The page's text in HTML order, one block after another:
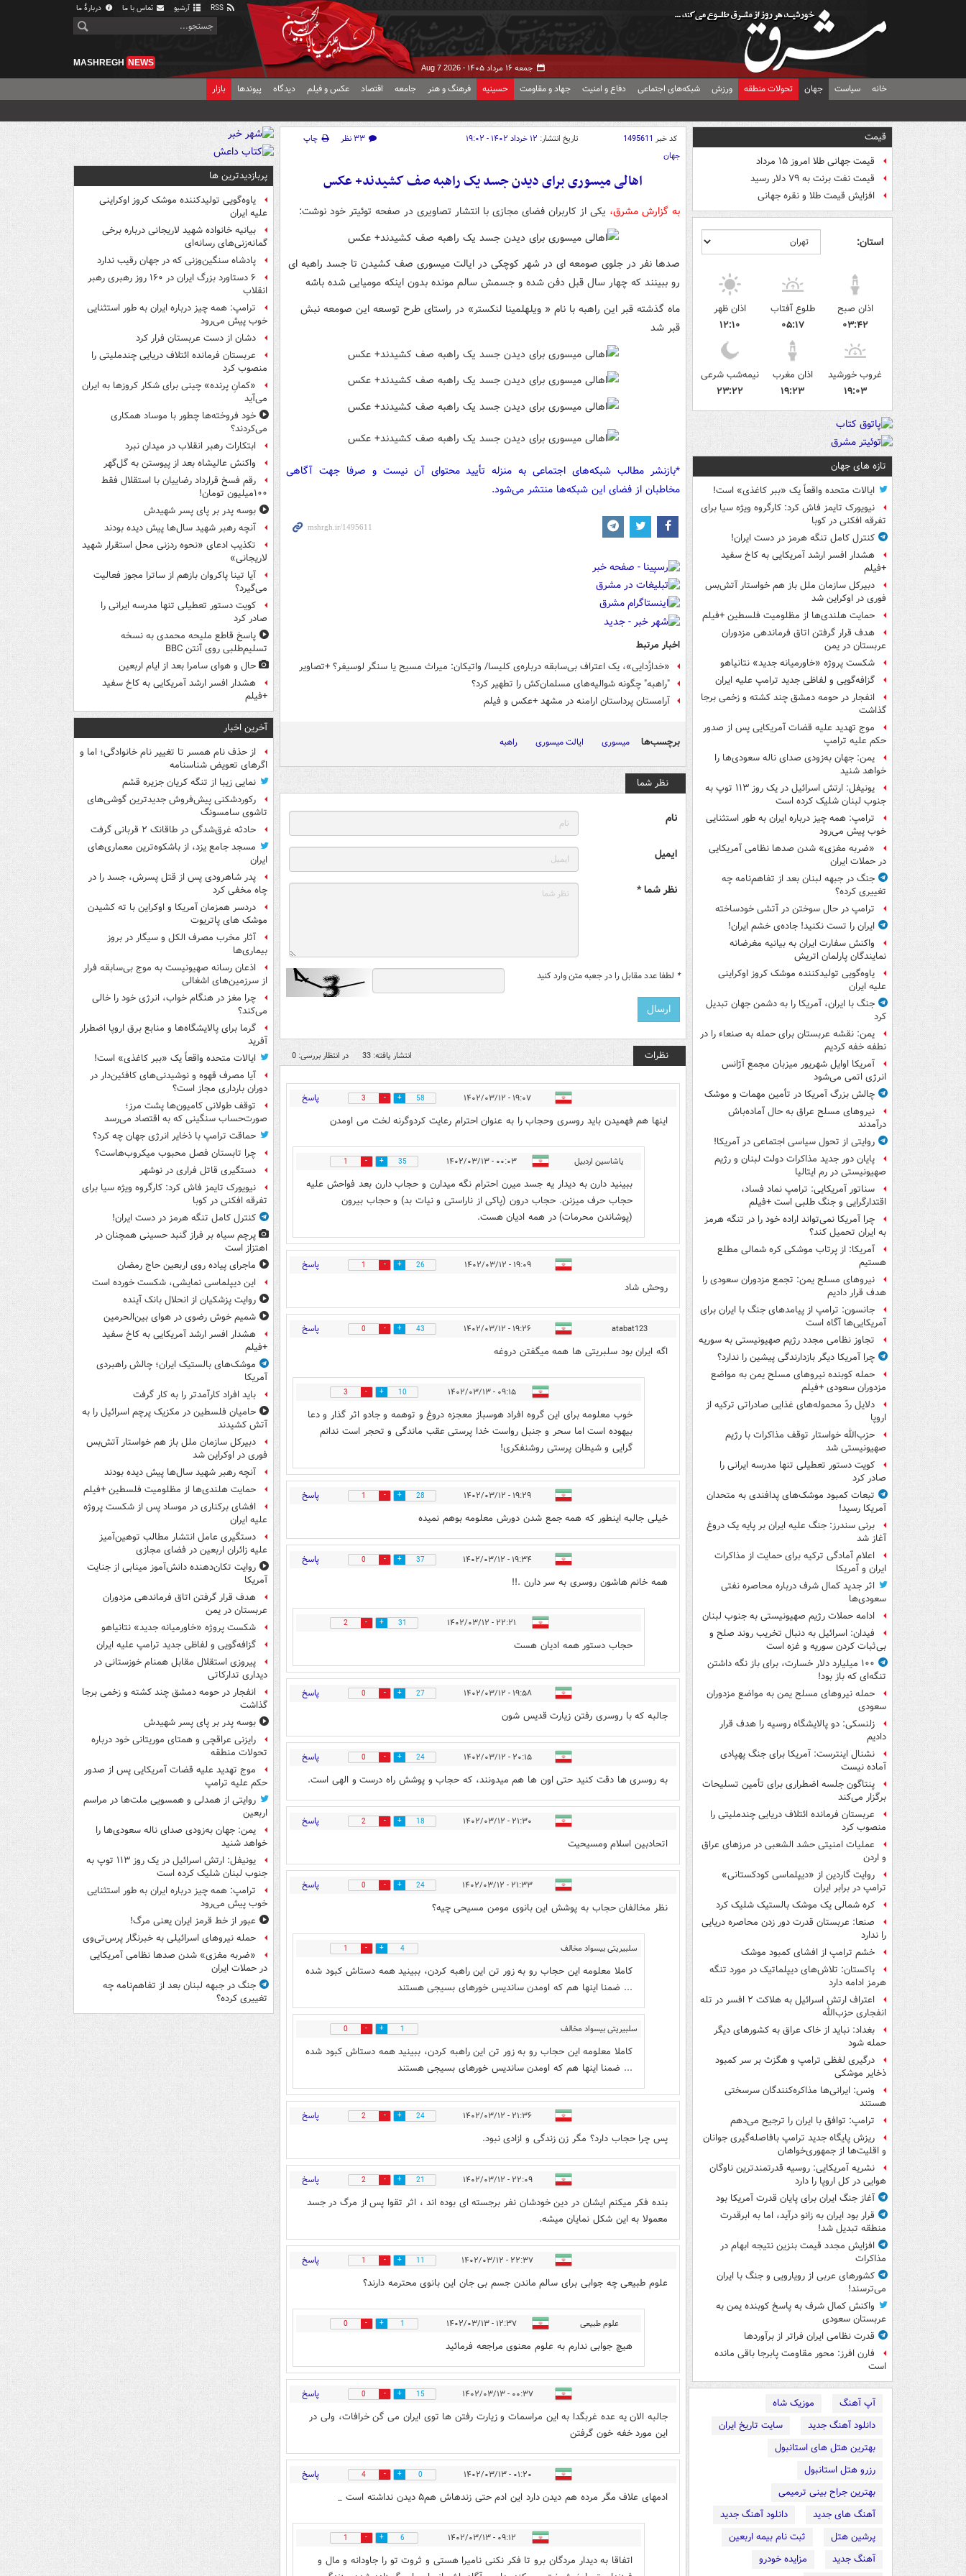
آرشیو تماس با ما دربارهٔ ما
جمعه ۱۶ مرداد ۱۴۰۵ - Aug 7 2026
MASHREGH NEWS
خانه سیاست جهان تحولات منطقه ورزش شبکه‌های اجتماعی دفاع و امنیت جهاد و مقاومت حسینیه فرهنگ و هنر جامعه اقتصاد عکس و فیلم دیدگاه پیوندها بازار
قیمت
قیمت جهانی طلا امروز ۱۵ مرداد
قیمت نفت برنت به ۷۹ دلار رسید
افزایش قیمت طلا و نقره جهانی
استان:
اذان صبح
۰۳:۴۲
طلوع آفتاب
۰۵:۱۷
اذان ظهر
۱۲:۱۰
غروب خورشید
۱۹:۰۳
اذان مغرب
۱۹:۲۳
نیمه‌شب شرعی
۲۳:۲۲
تازه های جهان
ایالات متحده واقعاً یک «ببر کاغذی» است!
نیویورک تایمز فاش کرد: کارگروه ویژه سیا برای
تفرقه افکنی در کوبا
کنترل کامل تنگه هرمز در دست ایران!
هشدار افسر ارشد آمریکایی به کاخ سفید
+فیلم
دبیرکل سازمان ملل باز هم خواستار آتش‌بس
فوری در اوکراین شد
حمایت هلندی‌ها از مظلومیت فلسطین +فیلم
هدف قرار گرفتن اتاق‌ فرماندهی مزدوران
عربستان در یمن
شکست پروژه «خاورمیانه جدید» نتانیاهو
گزافه‌گویی و لفاظی جدید ترامپ علیه ایران
انفجار در حومه دمشق چند کشته و زخمی برجا
گذاشت
موج تهدید علیه قضات آمریکایی پس از صدور
حکم علیه ترامپ
یمن: جهان به‌زودی صدای ناله سعودی‌ها را
خواهد شنید
یونیفل: ارتش اسرائیل در یک روز ۱۱۳ توپ به
جنوب لبنان شلیک کرده است
ترامپ: همه چیز درباره ایران به طور استثنایی
خوب پیش می‌رود
«ضربه مغزی» شدن صدها نظامی آمریکایی
در حملات ایران
جنگ در جبهه لبنان بعد از تفاهم‌نامه چه
تغییری کرده؟
ترامپ در حال سوختن در آتشی خودساخته
ایران را تست نکنید! جاده‌ی خشم ایران!
واکنش سفارت ایران به بیانیه مغرضانه
نمایندگان پارلمان اتریش
یاوه‌گویی تولیدکننده موشک کروز اوکراینی
علیه ایران
جنگ با ایران، آمریکا را به دشمن جهان تبدیل
کرد
یمن: نقشه عربستان برای حمله به صنعاء را در
نطفه خفه کردیم
آمریکا اوایل شهریور میزبان مجمع آژانس
انرژی اتمی می‌شود
چالش بزرگ آمریکا در تأمین مهمات و موشک
نیروهای مسلح عراق به حال آماده‌باش
درآمدند
روایتی از تحول سیاسی اجتماعی در آمریکا!
پایان دور جدید مذاکرات دولت لبنان و رژیم
صهیونیستی در رم ایتالیا
سناتور آمریکایی: ترامپ نماد فساد،
اقتدارگرایی و جنگ طلبی است +فیلم
چرا آمریکا نمی‌تواند اراده خود را در تنگه هرمز
به ایران تحمیل کند؟
آمریکا: از پرتاب موشکی کره شمالی مطلع
هستیم
نیروهای مسلح یمن: تجمع مزدوران سعودی را
هدف قرار دادیم
جانسون: ترامپ از پیامدهای جنگ با ایران برای
آمریکایی‌ها آگاه است
تجاوز نظامی مجدد رژیم صهیونیستی به سوریه
چرا آمریکا دیگر بازدارندگی پیشین را ندارد؟
حمله کوبنده نیروهای مسلح یمن به مواضع
مزدوران سعودی +فیلم
دلایل ردّ محموله‌های غذایی صادراتی ترکیه از
اروپا
حزب‌الله خواستار توقف مذاکرات با رژیم
صهیونیستی شد
کویت دستور تعطیلی تنها مدرسه ایرانی را
صادر کرد
تبعات کمبود موشک‌های پدافندی به متحدان
آمریکا رسید!
برنی سندرز: جنگ علیه ایران بر پایه یک دروغ
آغاز شد
اعلام آمادگی ترکیه برای حمایت از مذاکرات
ایران و آمریکا
اثر جدید کمال شرف درباره محاصره نفتی
سعودی‌ها
ادامه حملات رژیم صهیونیستی به جنوب لبنان
فیدان: اسرائیل به دنبال تخریب روند صلح و
بی‌ثبات کردن سوریه و غزه است
۱۰۰ میلیارد دلار خسارت، برای باز نگه داشتن
تنگه‌ای که باز بود!
حمله نیروهای مسلح یمن به مواضع مزدوران
سعودی
زلنسکی: دو پالایشگاه روسیه را هدف قرار
دادیم
نشنال اینترست: آمریکا برای جنگ پهپادی
آماده نیست
پنتاگون جلسه اضطراری برای تأمین تسلیحات
برگزار می‌کند
عربستان فرمانده ائتلاف دریایی چندملیتی را
منصوب کرد
عملیات امنیتی حشد الشعبی در مرزهای عراق
و اردن
روایت گاردین از «دیپلماسی کودکستانی»
ترامپ در برابر ایران
کره شمالی یک موشک بالستیک شلیک کرد
صنعا: عربستان قدرت دور زدن محاصره دریایی
را ندارد
خشم ترامپ از افشای کمبود موشک
پاکستان: تلاش‌های دیپلماتیک در مورد تنگه
هرمز ادامه دارد
اعتراف ارتش اسرائیل به هلاکت ۲ افسر در تله
انفجاری حزب‌الله
بغداد: نباید از خاک عراق به کشورهای دیگر
حمله شود
درگیری لفظی ترامپ و هگزث بر سر کمبود
ذخایر موشکی
ونس: ایرانی‌ها مذاکره‌کنندگان سرسختی
هستند
ترامپ: توافق با ایران را ترجیح می‌دهم
ریزش پایگاه جدید ترامپ بافاصله‌گیری جوانان
و اقلیت‌ها از جمهوری‌خواهان
نشریه آمریکایی: روسیه قدرتمندترین ناوگان
هوایی در کل اروپا را دارد
آغاز جنگ ایران برای پایان قدرت آمریکا بود
قرار بود ایران به زانو درآید، اما به ابرقدرت
منطقه تبدیل شد!
افزایش مجدد قیمت بنزین نتیجه ابهام در
مذاکرات
کشورهای عربی از رویارویی و جنگ با ایران
می‌ترسند!
واکنش کمال شرف به پاسخ کوبنده یمن به
عربستان سعودی
قدرت نظامی ایران فراتر از برآوردها
فارن افرز: محور مقاومت پابرجا باقی مانده
است
آپ آهنگ
موزیک شاه
دانلود آهنگ جدید
سایت تاریخ ایران
بهترین هتل های استانبول
رزرو هتل استانبول
بهترین جراح بینی ترمیمی
آهنگ های جدید
دانلود آهنگ جدید
پرشین هتل
ثبت نام بیمه اربعین
آهنگ جدید
مزایده خودرو
کد خبر 1495611 تاریخ انتشار: ۱۲ خرداد ۱۴۰۲ - ۱۹:۰۲ ۳۳ نظر
چاپ
جهان
اهالی میسوری‌ برای دیدن جسد یک راهبه صف کشیدند+ عکس
به گزارش مشرق، یکی از کاربران فضای مجازی با انتشار تصاویری در صفحه توئیتر خود نوشت:
صدها نفر در جلوی صومعه ای در شهر کوچکی در ایالت میسوری صف کشیدن تا جسد راهبه ای
رو ببینند که چهار سال قبل دفن شده و جسمش سالم مونده بدون اینکه مومیایی شده باشه
ماه گذشته قبر این راهبه با نام « ویلهلمینا لنکستر» در راستای طرح توسعه این صومعه نبش
قبر شد
*بازنشر مطالب شبکه‌های اجتماعی به منزله تأیید محتوای آن نیست و صرفا جهت آگاهی
مخاطبان از فضای این شبکه‌ها منتشر می‌شود.
اخبار مرتبط
«خدازُدایی»، یک اعتراف بی‌سابقه درباره‌ی کلیسا/ واتیکان: میراث مسیح یا سنگر لوسیفر؟ +تصاویر
"راهبه" چگونه شوالیه‌های مسلمان‌کش را تطهیر کرد؟
آرامستان پرداستان ارامنه در مشهد +عکس و فیلم
برچسب‌ها میسوری ایالت میسوری راهبه
نظر شما
نام
ایمیل
نظر شما *
* لطفا عدد مقابل را در جعبه متن وارد کنید
نظرات انتشار یافته: 33 در انتظار بررسی: 0
۱۹:۰۷ - ۱۴۰۲/۰۳/۱۲ 58
3 پاسخ
اینها هم فهمیدن باید روسری وحجاب را به عنوان احترام رعایت کردوگرنه لخت می اومدن
یاشاسین اردبیل ۰۰:۰۳ - ۱۴۰۲/۰۳/۱۳ 35
1
ببینید دارن به دیدار یه جسد میرن احترام نگه میدارن و حجاب دارن بعد فواحش علیه
حجاب حرف میزنن. حجاب درون (پاکی از ناراستی و نیات بد) و حجاب بیرون
(پوشاندن محرمات) در همه ادیان هست.
۱۹:۰۹ - ۱۴۰۲/۰۳/۱۲ 26
1 پاسخ
روحش شاد
atabat123 ۱۹:۲۶ - ۱۴۰۲/۰۳/۱۲ 43
0 پاسخ
اگه ایران بود سلبریتی ها همه میگفتن دروغه
۰۹:۱۵ - ۱۴۰۲/۰۳/۱۳ 10
3
خوب معلومه برای این گروه افراد هوسباز معجزه دروغ و توهمه و جادو اثر گذار و دعا
بیهوده است اما سحر و جنبل رواست خدا پرستی عقب ماندگی و تحجر است ندانم
گرایی و شیطان پرستی روشنفکری!
۱۹:۲۹ - ۱۴۰۲/۰۳/۱۲ 28
1 پاسخ
خیلی جالبه اینطور که همه جمع شدن دورش معلومه بوهم نمیده
۱۹:۳۴ - ۱۴۰۲/۰۳/۱۲ 37
0 پاسخ
همه خانم هاشون روسری به سر دارن .!!
۲۲:۲۱ - ۱۴۰۲/۰۳/۱۲ 31
2
حجاب دستور همه ادیان هست
۱۹:۵۸ - ۱۴۰۲/۰۳/۱۲ 27
0 پاسخ
جالبه که با روسری رفتن زیارت قدیس شون
۲۰:۱۵ - ۱۴۰۲/۰۳/۱۲ 24
0 پاسخ
به روسری ها دقت کنید حتی اون ها هم میدونند، که حجاب و پوشش راه درست و الهی است.
۲۱:۳۰ - ۱۴۰۲/۰۳/۱۲ 18
2 پاسخ
اتحادبین اسلام ومسیحیت
۲۱:۳۳ - ۱۴۰۲/۰۳/۱۲ 24
0 پاسخ
نظر مخالفان حجاب به پوشش این بانوی مومن مسیحی چیه؟
سلبیریتی بیسواد مخالف
حجاب
۱۰:۵۹ - ۱۴۰۲/۰۳/۱۳
4
1
کاملا معلومه این حجاب رو به زور تن این راهبه کردن، ببینید همه دستاش کبود شده
... ضمنا اینها هم که اومدن ساندیس خورهای بسیجی هستند
سلبیریتی بیسواد مخالف
حجاب
۱۰:۵۹ - ۱۴۰۲/۰۳/۱۳
1
0
کاملا معلومه این حجاب رو به زور تن این راهبه کردن، ببینید همه دستاش کبود شده
... ضمنا اینها هم که اومدن ساندیس خورهای بسیجی هستند
۲۱:۳۶ - ۱۴۰۲/۰۳/۱۲ 24
2 پاسخ
پس چرا حجاب دارد؟ مگر زن زندگی و ازادی نبود.
۲۲:۰۹ - ۱۴۰۲/۰۳/۱۲ 21
2 پاسخ
بنده فکر میکنم ایشان در دین خودشان نفر برجسته ای بوده اند ، اثر تقوا پس از مرگ در جسد
معمولا به این شکل نمایان میشه.
۲۲:۳۷ - ۱۴۰۲/۰۳/۱۲ 11
1 پاسخ
علوم طبیعی چه جوابی برای سالم ماندن جسم بی جان این بانوی محترمه دارند؟
علوم طبیعی ۱۲:۳۷ - ۱۴۰۲/۰۳/۱۳ 1
0
هیچ جوابی ندارم به علوم معنوی مراجعه فرمائید
۰۰:۳۷ - ۱۴۰۲/۰۳/۱۳ 15
0 پاسخ
جالبه الان یه عده غربگدا به این مراسمات و زیارت رفتن ها توی ایران می گن خرافات، ولی در
این مورد خفه خون گرفتن
۰۱:۲۰ - ۱۴۰۲/۰۳/۱۳ 0
4 پاسخ
ادمهای علاف مگر مرده هم دیدن دارد این ادم حتی زندهاش هم۵ دیدن نداشته است _
۰۹:۱۲ - ۱۴۰۲/۰۳/۱۳ 6
1
اتفاقا به دیدار مردگان برو تا فکر نکنی نامیرا هستی و ثروت تو را جاودانه و مال و
پربازدیدترین ها
یاوه‌گویی تولیدکننده موشک کروز اوکراینی
علیه ایران
بیانیه خانواده شهید لاریجانی درباره برخی
گمانه‌زنی‌های رسانه‌ای
پادشاه سنگین‌وزنی که در جهان رقیب ندارد
۶ دستاورد بزرگ ایران در ۱۶۰ روز رهبری رهبر
انقلاب
ترامپ: همه چیز درباره ایران به طور استثنایی
خوب پیش می‌رود
دشان از دست عربستان فرار کرد
عربستان فرمانده ائتلاف دریایی چندملیتی را
منصوب کرد
«کمانِ پرنده» چینی برای شکار کروزها به ایران
می‌آید
خود فروخته‌ها چطور با موساد همکاری
می‌کردند؟
ابتکارات رهبر انقلاب در میدان نبرد
واکنش عالیشاه بعد از پیوستن به گل‌گهر
رقم فسخ قرارداد رضاییان با استقلال فقط
۱۰۰میلیون تومان!
بوسه‌ پدر بر پای پسر شهیدش
آنچه رهبر شهید سال‌ها پیش دیده بودند
تکذیب ادعای «نحوه ردزنی محل استقرار شهید
لاریجانی»
آیا تینا پاکروان بازهم از ساترا مجوز فعالیت
می‌گیرد؟
کویت دستور تعطیلی تنها مدرسه ایرانی را
صادر کرد
پاسخ قاطع ملیحه محمدی به نسخه
تسلیم‌طلبی روی آنتن BBC
حال و هوای سامرا بعد از ایام اربعین
هشدار افسر ارشد آمریکایی به کاخ سفید
+فیلم
آخرین اخبار
از حذف نام همسر تا تغییر نام خانوادگی؛ اما و
اگرهای تعویض شناسنامه
نمایی زیبا از تنگه کریان جزیره قشم
رکوردشکنی پیش‌فروش جدیدترین گوشی‌های
تاشوی سامسونگ
حادثه غرق‌شدگی در طاقانک ۲ قربانی گرفت
مسجد جامع یزد، از باشکوه‌ترین معماری‌های
ایران
پدر شاهرودی پس از قتل پسرش، جسد را در
چاه مخفی کرد
دردسر همزمان آمریکا و اوکراین با ته کشیدن
موشک های پاتریوت
آثار مخرب مصرف الکل و سیگار در بروز
بیماری‌ها
اذعان رسانه صهیونیست به موج بی‌سابقه فرار
از سرزمین‌های اشغالی
چرا مغز در هنگام خواب، انرژی خود را خالی
می‌کند؟
گرما برای پالایشگاه‌ها و منابع برق اروپا اضطرار
آفرید
ایالات متحده واقعاً یک «ببر کاغذی» است!
آیا مصرف قهوه و نوشیدنی‌های کافئین‌دار در
دوران بارداری مجاز است؟
توقف طولانی کامیون‌ها پشت مرز؛
صورت‌حساب سنگینی که به اقتصاد می‌رسد
حماقت ترامپ با ذخایر انرژی جهان چه کرد؟
چرا تابستان فصل محبوب میکروب‌هاست؟
دستگیری قاتل فراری در نوشهر
نیویورک تایمز فاش کرد: کارگروه ویژه سیا برای
تفرقه افکنی در کوبا
کنترل کامل تنگه هرمز در دست ایران!
پرچم سیاه بر فراز گنبد حسینی همچنان در
اهتزاز است
ماجرای پیاده روی اربعین حاج رمضان
این دیپلماسی نمایشی، شکست خورده است
روایت پزشکیان از انحلال بانک آینده
شمیم خوش رضوی در هوای بین‌الحرمین
هشدار افسر ارشد آمریکایی به کاخ سفید
+فیلم
موشک‌های بالستیک ایران؛ چالش راهبردی
آمریکا
باید افراد کارآمدتر را به کار گرفت
حامیان فلسطین در مکزیک پرچم اسرائیل را به
آتش کشیدند
دبیرکل سازمان ملل باز هم خواستار آتش‌بس
فوری در اوکراین شد
آنچه رهبر شهید سال‌ها پیش دیده بودند
حمایت هلندی‌ها از مظلومیت فلسطین +فیلم
افشای برکناری در موساد پس از شکست پروژه
علیه ایران
دستگیری عامل انتشار مطالب توهین‌آمیز
علیه زائران اربعین در فضای مجازی
روایت تکان‌دهنده دانش‌آموز مینابی از جنایت
آمریکا
هدف قرار گرفتن اتاق‌ فرماندهی مزدوران
عربستان در یمن
شکست پروژه «خاورمیانه جدید» نتانیاهو
گزافه‌گویی و لفاظی جدید ترامپ علیه ایران
پیروزی استقلال مقابل همنام خوزستانی در
دیداری تدارکاتی
انفجار در حومه دمشق چند کشته و زخمی برجا
گذاشت
بوسه‌ پدر بر پای پسر شهیدش
رایزنی عراقچی و همتای موریتانی خود درباره
تحولات منطقه
موج تهدید علیه قضات آمریکایی پس از صدور
حکم علیه ترامپ
روایتی از همدلی و همسویی ملت‌ها در مراسم
اربعین
یمن: جهان به‌زودی صدای ناله سعودی‌ها را
خواهد شنید
یونیفل: ارتش اسرائیل در یک روز ۱۱۳ توپ به
جنوب لبنان شلیک کرده است
ترامپ: همه چیز درباره ایران به طور استثنایی
خوب پیش می‌رود
عبور از خط قرمز ایران یعنی مرگ!
حمله نیروهای اسرائیلی به خبرنگار پرس‌تی‌وی
«ضربه مغزی» شدن صدها نظامی آمریکایی
در حملات ایران
جنگ در جبهه لبنان بعد از تفاهم‌نامه چه
تغییری کرده؟